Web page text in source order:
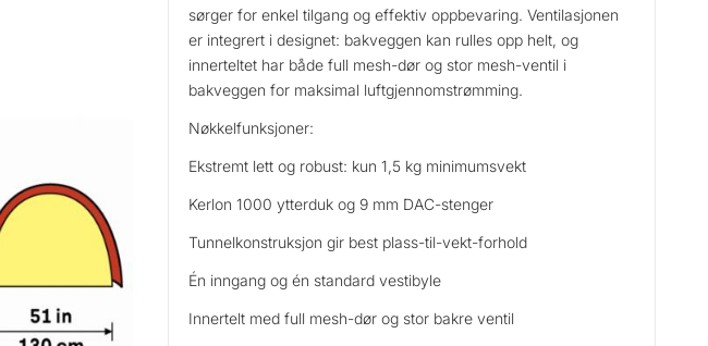
sørger for enkel tilgang og effektiv oppbevaring. Ventilasjonen
er integrert i designet: bakveggen kan rulles opp helt, og
innerteltet har både full mesh-dør og stor mesh-ventil i
bakveggen for maksimal luftgjennomstrømming.
Nøkkelfunksjoner:
Ekstremt lett og robust: kun 1,5 kg minimumsvekt
Kerlon 1000 ytterduk og 9 mm DAC-stenger
Tunnelkonstruksjon gir best plass-til-vekt-forhold
Én inngang og én standard vestibyle
Innertelt med full mesh-dør og stor bakre ventil